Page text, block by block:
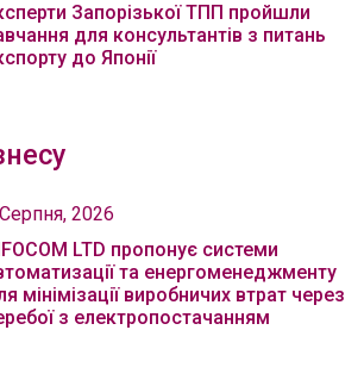
Запорізької ТПП пройшли
для консультантів з питань
до Японії
2026
LTD пропонує системи
та енергоменеджменту
мінімізації виробничих втрат через
з електропостачанням